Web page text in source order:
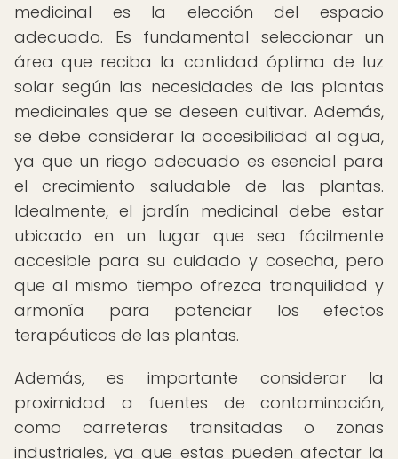
medicinal es la elección del espacio
adecuado. Es fundamental seleccionar un
área que reciba la cantidad óptima de luz
solar según las necesidades de las plantas
medicinales que se deseen cultivar. Además,
se debe considerar la accesibilidad al agua,
ya que un riego adecuado es esencial para
el crecimiento saludable de las plantas.
Idealmente, el jardín medicinal debe estar
ubicado en un lugar que sea fácilmente
accesible para su cuidado y cosecha, pero
que al mismo tiempo ofrezca tranquilidad y
armonía para potenciar los efectos
terapéuticos de las plantas.
Además, es importante considerar la
proximidad a fuentes de contaminación,
como carreteras transitadas o zonas
industriales, ya que estas pueden afectar la